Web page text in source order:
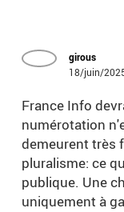
girous
18/juin/
France Info
numérotation
demeurent très
pluralisme: ce
publique. Une
uniquement à